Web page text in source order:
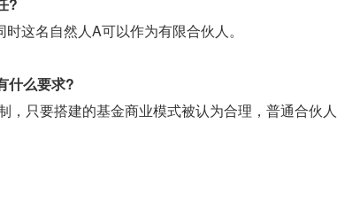
这名自然人A可以作为有限合伙人。
什么要求?
只要搭建的基金商业模式被认为合理，普通合伙人